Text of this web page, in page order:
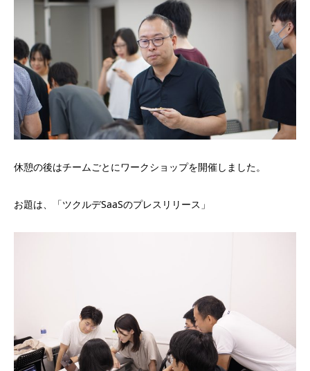
休憩の後はチームごとにワークショップを開催しました。
お題は、「ツクルデSaaSのプレスリリース」